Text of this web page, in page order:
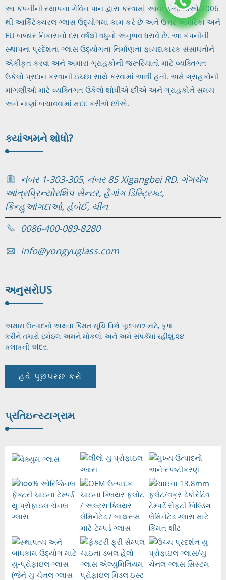
આ કંપનીની સ્થાપના ગેવિન પાન દ્વારા કરવામાં આવી હતી, જેઓ 2006
થી આર્કિટેક્ચરલ ગ્લાસ ઉદ્યોગમાં કામ કરે છે અને ઉત્તર અમેરિકા અને
EU બજાર નિકાસનો દસ વર્ષથી વધુનો અનુભવ ધરાવે છે. આ કંપનીની
સ્થાપના પ્રદેશના ગ્લાસ ઉદ્યોગના નિર્માણના ફાયદાકારક સંસાધનોને
એકીકૃત કરવા અને અમારા ગ્રાહકોની જરૂરિયાતો માટે વ્યક્તિગત
ઉકેલો પ્રદાન કરવાની ઇચ્છા સાથે કરવામાં આવી હતી. અમે ગ્રાહકોની
માંગણીઓ માટે વ્યક્તિગત ઉકેલો શોધીએ છીએ અને ગ્રાહકોને સમય
અને નાણાં બચાવવામાં મદદ કરીએ છીએ.
ક્યાંઅમને શોધો?
નંબર 1-303-305, નંબર 85 Xigangbei RD. ગેંગચેંગ
આંત્રપ્રિન્યોરશિપ સેન્ટર, હૈગાંગ ડિસ્ટ્રિક્ટ,
કિન્હુઆંગદાઓ, હેબેઈ, ચીન
0086-400-089-8280
info@yongyuglass.com
અનુસરોUS
અમારા ઉત્પાદનો અથવા કિંમત સૂચિ વિશે પૂછપરછ માટે, કૃપા
કરીને તમારો ઇમેઇલ અમને મોકલો અને અમે સંપર્કમાં રહીશું.૨૪
કલાકની અંદર.
હવે પૂછપરછ કરો
પ્રતિઇન્સ્ટાગ્રામ